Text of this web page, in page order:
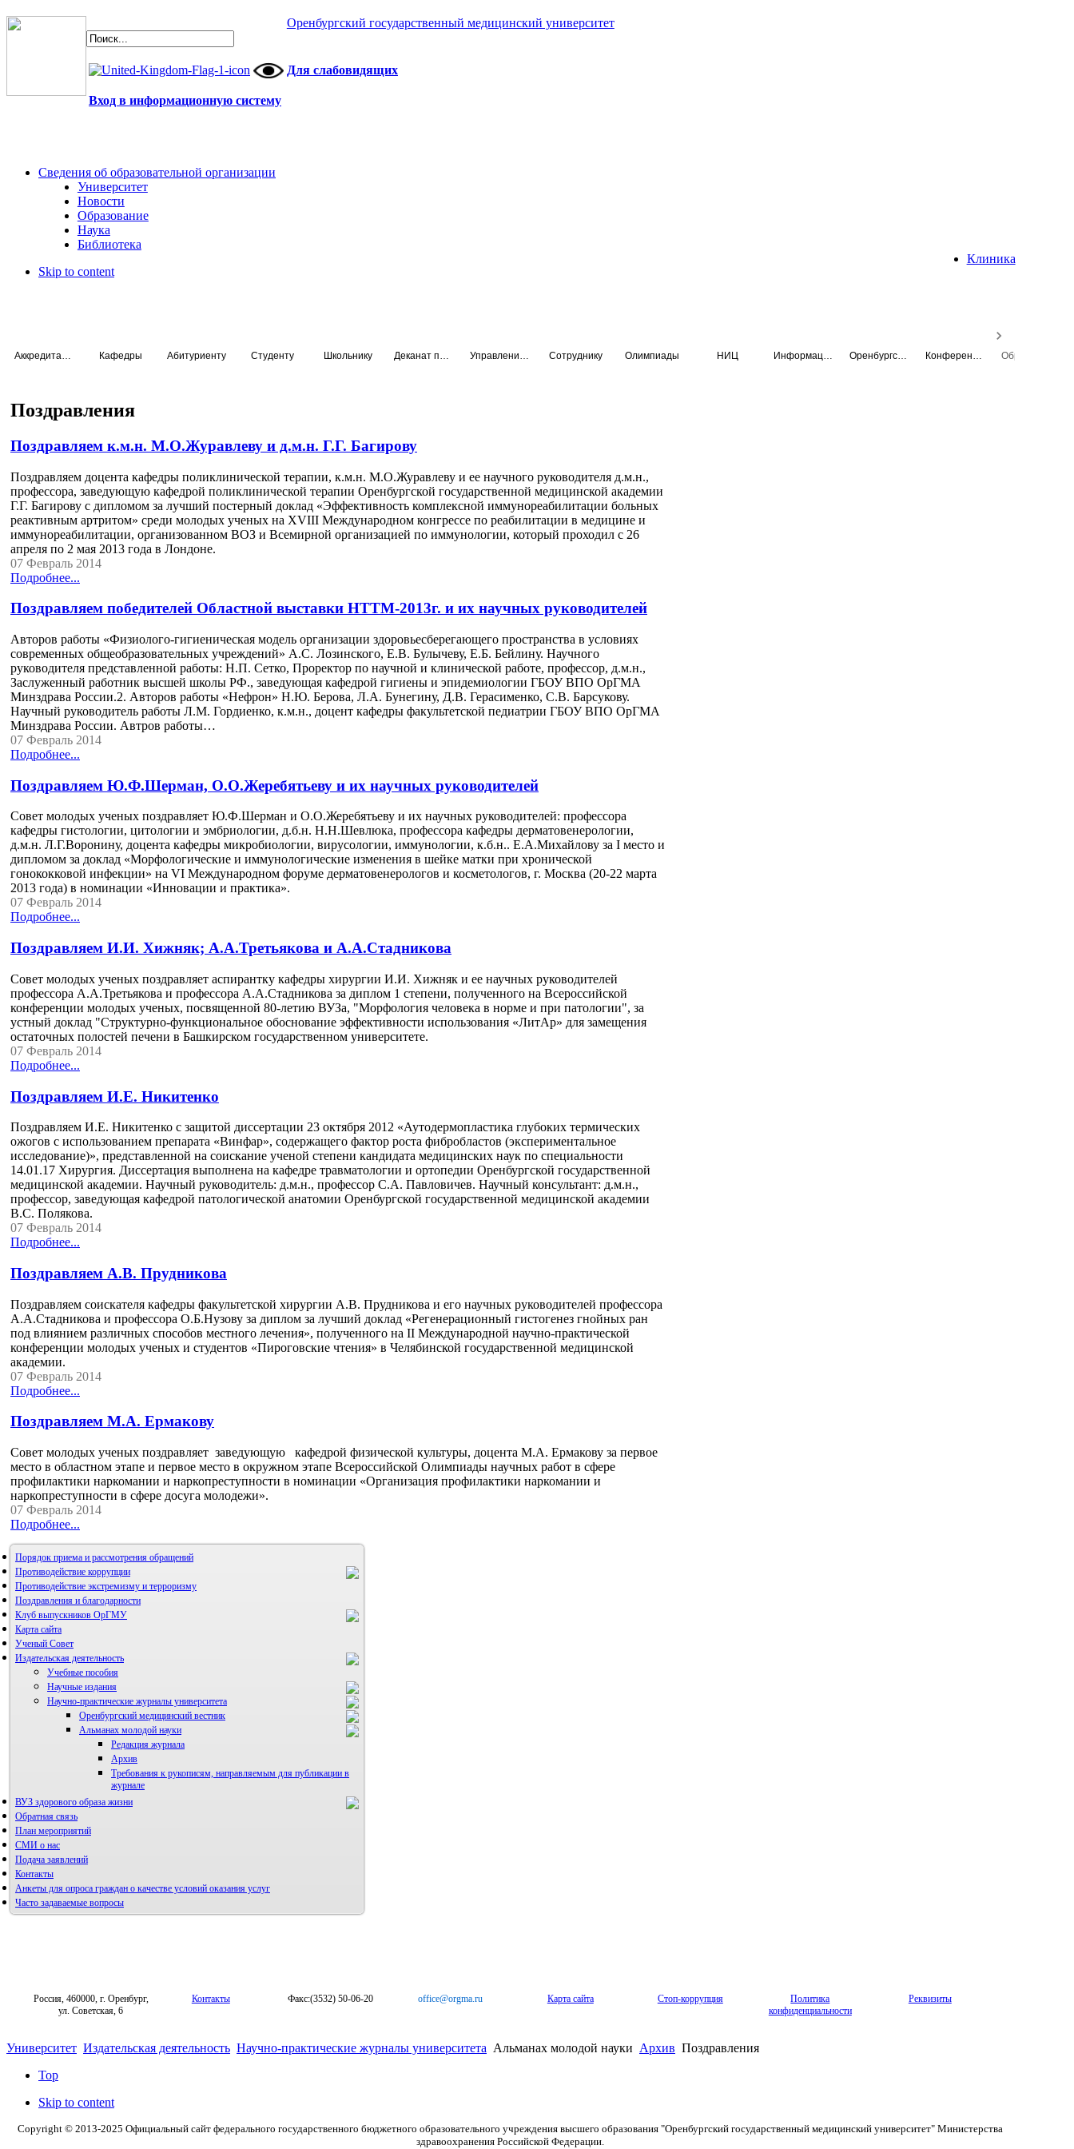
Оренбургский государственный медицинский университет
Для слабовидящих
Вход в информационную систему
Сведения об образовательной организации
Университет
Новости
Образование
Наука
Библиотека
Клиника
Skip to content
Кафедры Абитуриенту Студенту Школьнику Сотруднику Олимпиады НИЦ
Поздравления
Поздравляем к.м.н. М.О.Журавлеву и д.м.н. Г.Г. Багирову
Поздравляем доцента кафедры поликлинической терапии, к.м.н. М.О.Журавлеву и ее научного руководителя д.м.н.,
профессора, заведующую кафедрой поликлинической терапии Оренбургской государственной медицинской академии
Г.Г. Багирову с дипломом за лучший постерный доклад «Эффективность комплексной иммунореабилитации больных
реактивным артритом» среди молодых ученых на XVIII Международном конгрессе по реабилитации в медицине и
иммунореабилитации, организованном ВОЗ и Всемирной организацией по иммунологии, который проходил с 26
апреля по 2 мая 2013 года в Лондоне.
07 Февраль 2014
Подробнее...
Поздравляем победителей Областной выставки НТТМ-2013г. и их научных руководителей
Авторов работы «Физиолого-гигиеническая модель организации здоровьесберегающего пространства в условиях
современных общеобразовательных учреждений» А.С. Лозинского, Е.В. Булычеву, Е.Б. Бейлину. Научного
руководителя представленной работы: Н.П. Сетко, Проректор по научной и клинической работе, профессор, д.м.н.,
Заслуженный работник высшей школы РФ., заведующая кафедрой гигиены и эпидемиологии ГБОУ ВПО ОрГМА
Минздрава России.2. Авторов работы «Нефрон» Н.Ю. Берова, Л.А. Бунегину, Д.В. Герасименко, С.В. Барсукову.
Научный руководитель работы Л.М. Гордиенко, к.м.н., доцент кафедры факультетской педиатрии ГБОУ ВПО ОрГМА
Минздрава России. Автров работы…
07 Февраль 2014
Подробнее...
Поздравляем Ю.Ф.Шерман, О.О.Жеребятьеву и их научных руководителей
Совет молодых ученых поздравляет Ю.Ф.Шерман и О.О.Жеребятьеву и их научных руководителей: профессора
кафедры гистологии, цитологии и эмбриологии, д.б.н. Н.Н.Шевлюка, профессора кафедры дерматовенерологии,
д.м.н. Л.Г.Воронину, доцента кафедры микробиологии, вирусологии, иммунологии, к.б.н.. Е.А.Михайлову за I место и
дипломом за доклад «Морфологические и иммунологические изменения в шейке матки при хронической
гонококковой инфекции» на VI Международном форуме дерматовенерологов и косметологов, г. Москва (20-22 марта
2013 года) в номинации «Инновации и практика».
07 Февраль 2014
Подробнее...
Поздравляем И.И. Хижняк; А.А.Третьякова и А.А.Стадникова
Совет молодых ученых поздравляет аспирантку кафедры хирургии И.И. Хижняк и ее научных руководителей
профессора А.А.Третьякова и профессора А.А.Стадникова за диплом 1 степени, полученного на Всероссийской
конференции молодых ученых, посвященной 80-летию ВУЗа, "Морфология человека в норме и при патологии", за
устный доклад "Структурно-функциональное обоснование эффективности использования «ЛитАр» для замещения
остаточных полостей печени в Башкирском государственном университете.
07 Февраль 2014
Подробнее...
Поздравляем И.Е. Никитенко
Поздравляем И.Е. Никитенко с защитой диссертации 23 октября 2012 «Аутодермопластика глубоких термических
ожогов с использованием препарата «Винфар», содержащего фактор роста фибробластов (экспериментальное
исследование)», представленной на соискание ученой степени кандидата медицинских наук по специальности
14.01.17 Хирургия. Диссертация выполнена на кафедре травматологии и ортопедии Оренбургской государственной
медицинской академии. Научный руководитель: д.м.н., профессор С.А. Павловичев. Научный консультант: д.м.н.,
профессор, заведующая кафедрой патологической анатомии Оренбургской государственной медицинской академии
В.С. Полякова.
07 Февраль 2014
Подробнее...
Поздравляем А.В. Прудникова
Поздравляем соискателя кафедры факультетской хирургии А.В. Прудникова и его научных руководителей профессора
А.А.Стадникова и профессора О.Б.Нузову за диплом за лучший доклад «Регенерационный гистогенез гнойных ран
под влиянием различных способов местного лечения», полученного на II Международной научно-практической
конференции молодых ученых и студентов «Пироговские чтения» в Челябинской государственной медицинской
академии.
07 Февраль 2014
Подробнее...
Поздравляем М.А. Ермакову
Совет молодых ученых поздравляет заведующую кафедрой физической культуры, доцента М.А. Ермакову за первое
место в областном этапе и первое место в окружном этапе Всероссийской Олимпиады научных работ в сфере
профилактики наркомании и наркопреступности в номинации «Организация профилактики наркомании и
наркопреступности в сфере досуга молодежи».
07 Февраль 2014
Подробнее...
Порядок приема и рассмотрения обращений
Противодействие коррупции
Противодействие экстремизму и терроризму
Поздравления и благодарности
Клуб выпускников ОрГМУ
Карта сайта
Ученый Совет
Издательская деятельность
Учебные пособия
Научные издания
Научно-практические журналы университета
Оренбургский медицинский вестник
Правила направления, рецензирования и опубликования
Альманах молодой науки
Редакция журнала
Архив
Требования к рукописям, направляемым для публикации в
журнале
ВУЗ здорового образа жизни
Фотогалерея
Обратная связь
План мероприятий
СМИ о нас
Подача заявлений
Контакты
Анкеты для опроса граждан о качестве условий оказания услуг
Часто задаваемые вопросы
Россия, 460000, г. Оренбург,
ул. Советская, 6
Контакты Факс:(3532) 50-06-20 office@orgma.ru Карта сайта Стоп-коррупция
Политика
конфиденциальности
Реквизиты
Университет Издательская деятельность Научно-практические журналы университета Альманах молодой науки Архив Поздравления
Top
Skip to content
Copyright © 2013-2025 Официальный сайт федерального государственного бюджетного образовательного учреждения высшего образования "Оренбургский государственный медицинский университет" Министерства
здравоохранения Российской Федерации.